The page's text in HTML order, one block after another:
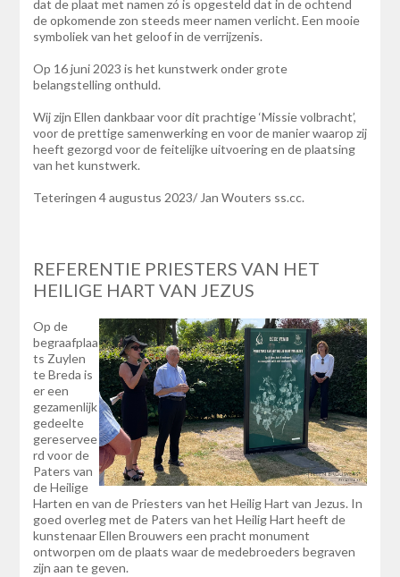
dat de plaat met namen zó is opgesteld dat in de ochtend
de opkomende zon steeds meer namen verlicht. Een mooie
symboliek van het geloof in de verrijzenis.
Op 16 juni 2023 is het kunstwerk onder grote
belangstelling onthuld.
Wij zijn Ellen dankbaar voor dit prachtige ‘Missie volbracht’,
voor de prettige samenwerking en voor de manier waarop zij
heeft gezorgd voor de feitelijke uitvoering en de plaatsing
van het kunstwerk.
Teteringen 4 augustus 2023/ Jan Wouters ss.cc.
REFERENTIE PRIESTERS VAN HET
HEILIGE HART VAN JEZUS
Op de
begraafplaa
ts Zuylen
te Breda is
er een
gezamenlijk
gedeelte
gereservee
rd voor de
Paters van
de Heilige
Harten en van de Priesters van het Heilig Hart van Jezus. In
goed overleg met de Paters van het Heilig Hart heeft de
kunstenaar Ellen Brouwers een pracht monument
ontworpen om de plaats waar de medebroeders begraven
zijn aan te geven.